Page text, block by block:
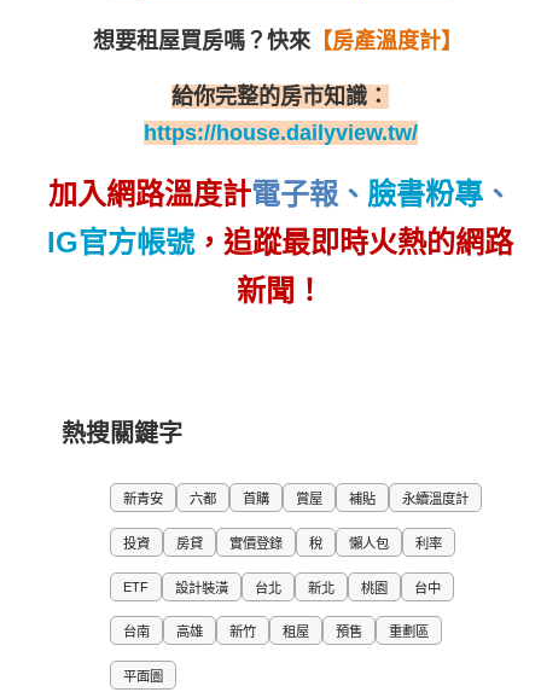
想要租屋買房嗎？ 快來【房產溫度計】
給你完整的房市知識：
https://house.dailyview.tw/
加入網路溫度計電子報 、 臉書粉專 、
IG官方帳號，追蹤最即時火熱的網路
新聞！
熱搜關鍵字
新青安 六都 首購 賞屋 補貼 永續溫度計
投資 房貸 實價登錄 稅 懶人包 利率
ETF 設計裝潢 台北 新北 桃園 台中
台南 高雄 新竹 租屋 預售 重劃區
平面圖